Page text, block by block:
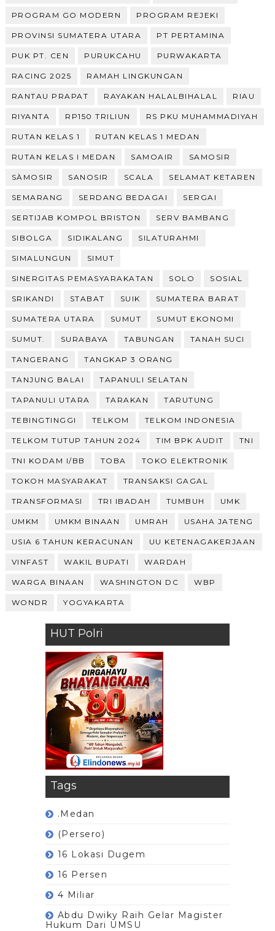
PROGRAM GO MODERN PROGRAM REJEKI
PROVINSI SUMATERA UTARA PT PERTAMINA
PUK PT. CEN PURUKCAHU PURWAKARTA
RACING 2025 RAMAH LINGKUNGAN
RANTAU PRAPAT RAYAKAN HALALBIHALAL RIAU
RIYANTA RP150 TRILIUN RS PKU MUHAMMADIYAH
RUTAN KELAS 1 RUTAN KELAS 1 MEDAN
RUTAN KELAS I MEDAN SAMOAIR SAMOSIR
SÀMOSIR SANOSIR SCALA SELAMAT KETAREN
SEMARANG SERDANG BEDAGAI SERGAI
SERTIJAB KOMPOL BRISTON SERV BAMBANG
SIBOLGA SIDIKALANG SILATURAHMI
SIMALUNGUN SIMUT
SINERGITAS PEMASYARAKATAN SOLO SOSIAL
SRIKANDI STABAT SUIK SUMATERA BARAT
SUMATERA UTARA SUMUT SUMUT EKONOMI
SUMUT. SURABAYA TABUNGAN TANAH SUCI
TANGERANG TANGKAP 3 ORANG
TANJUNG BALAI TAPANULI SELATAN
TAPANULI UTARA TARAKAN TARUTUNG
TEBINGTINGGI TELKOM TELKOM INDONESIA
TELKOM TUTUP TAHUN 2024 TIM BPK AUDIT TNI
TNI KODAM I/BB TOBA TOKO ELEKTRONIK
TOKOH MASYARAKAT TRANSAKSI GAGAL
TRANSFORMASI TRI IBADAH TUMBUH UMK
UMKM UMKM BINAAN UMRAH USAHA JATENG
USIA 6 TAHUN KERACUNAN UU KETENAGAKERJAAN
VINFAST WAKIL BUPATI WARDAH
WARGA BINAAN WASHINGTON DC WBP
WONDR YOGYAKARTA
HUT Polri
Tags
.Medan
(Persero)
16 Lokasi Dugem
16 Persen
4 Miliar
Abdu Dwiky Raih Gelar Magister
Hukum Dari UMSU